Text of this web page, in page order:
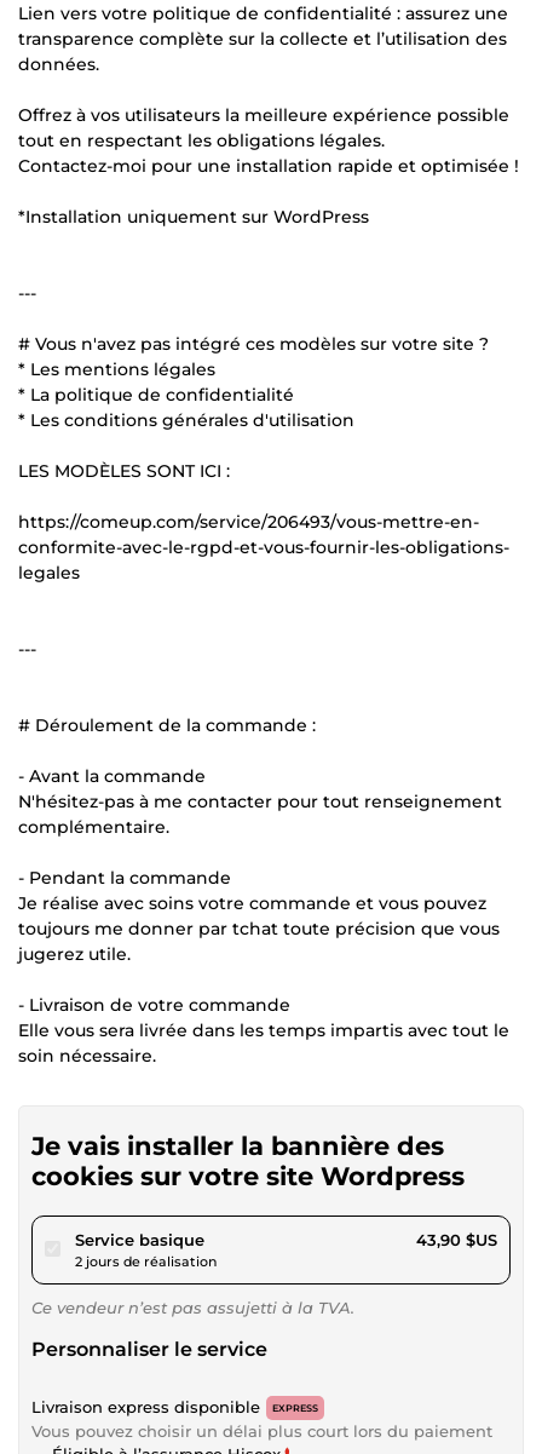
Lien vers votre politique de confidentialité : assurez une
transparence complète sur la collecte et l’utilisation des
données.
Offrez à vos utilisateurs la meilleure expérience possible
tout en respectant les obligations légales.
Contactez-moi pour une installation rapide et optimisée !
*Installation uniquement sur WordPress
---
# Vous n'avez pas intégré ces modèles sur votre site ?
* Les mentions légales
* La politique de confidentialité
* Les conditions générales d'utilisation
LES MODÈLES SONT ICI :
https://comeup.com/service/206493/vous-mettre-en-
conformite-avec-le-rgpd-et-vous-fournir-les-obligations-
legales
---
# Déroulement de la commande :
- Avant la commande
N'hésitez-pas à me contacter pour tout renseignement
complémentaire.
- Pendant la commande
Je réalise avec soins votre commande et vous pouvez
toujours me donner par tchat toute précision que vous
jugerez utile.
- Livraison de votre commande
Elle vous sera livrée dans les temps impartis avec tout le
soin nécessaire.
Je vais installer la bannière des
cookies sur votre site Wordpress
Service basiquepour 40,46 $US
2 jours de réalisation
43,90 $US
Ce vendeur n’est pas assujetti à la TVA.
Personnaliser le service
Livraison express disponible EXPRESS
Vous pouvez choisir un délai plus court lors du paiement